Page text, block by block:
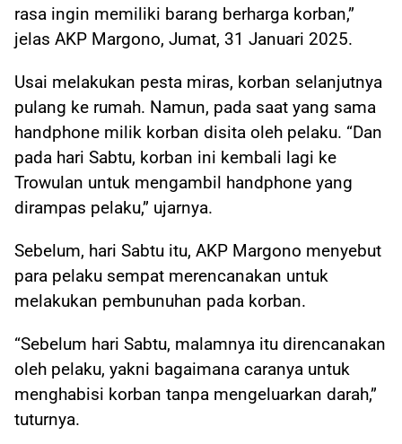
rasa ingin memiliki barang berharga korban,”
jelas AKP Margono, Jumat, 31 Januari 2025.
Usai melakukan pesta miras, korban selanjutnya
pulang ke rumah. Namun, pada saat yang sama
handphone milik korban disita oleh pelaku. “Dan
pada hari Sabtu, korban ini kembali lagi ke
Trowulan untuk mengambil handphone yang
dirampas pelaku,” ujarnya.
Sebelum, hari Sabtu itu, AKP Margono menyebut
para pelaku sempat merencanakan untuk
melakukan pembunuhan pada korban.
“Sebelum hari Sabtu, malamnya itu direncanakan
oleh pelaku, yakni bagaimana caranya untuk
menghabisi korban tanpa mengeluarkan darah,”
tuturnya.